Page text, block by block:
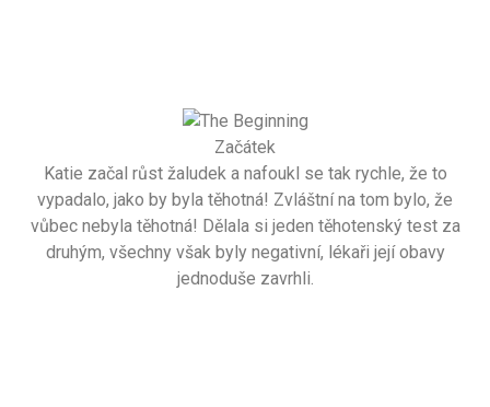
Začátek
Katie začal růst žaludek a nafoukl se tak rychle, že to
vypadalo, jako by byla těhotná! Zvláštní na tom bylo, že
vůbec nebyla těhotná! Dělala si jeden těhotenský test za
druhým, všechny však byly negativní, lékaři její obavy
jednoduše zavrhli.